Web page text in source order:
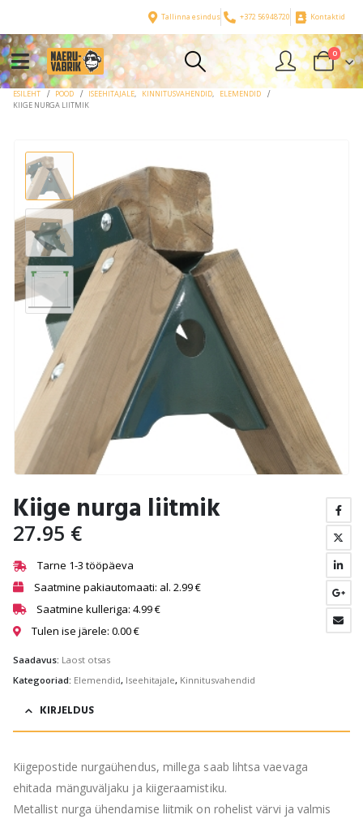
Tallinna esindus +372 56948720 Kontaktid
0
ESILEHT POOD ISEEHITAJALE, KINNITUSVAHENDID,
ELEMENDID
KIIGE NURGA LIITMIK
Kiige nurga liitmik
27.95 €
Tarne 1-3 tööpäeva
Saatmine pakiautomaati: al. 2.99€
Saatmine kulleriga: 4.99€
Tulen ise järele: 0.00€
Saadavus: Laost otsas
Kategooriad: Elemendid, Iseehitajale, Kinnitusvahendid
KIRJELDUS
Kiigepostide nurgaühendus, millega saab lihtsa vaevaga
ehitada mänguväljaku ja kiigeraamistiku.
Metallist nurga ühendamise liitmik on rohelist värvi ja valmis